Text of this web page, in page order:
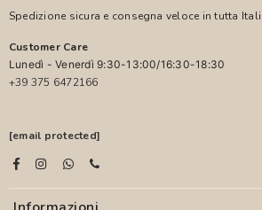
Spedizione sicura e consegna veloce in tutta
Customer Care
Lunedì - Venerdì 9:30-13:00/16:30-18:30
+39 375 6472166
[email protected]